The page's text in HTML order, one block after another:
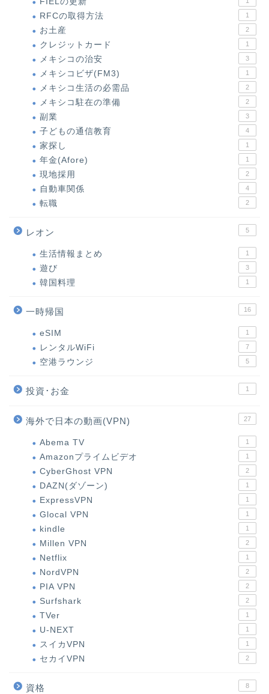
RFCの取得方法 1
お土産 2
クレジットカード 1
メキシコの治安 3
メキシコビザ(FM3) 1
メキシコ生活の必需品 2
メキシコ駐在の準備 2
副業 3
子どもの通信教育 4
家探し 1
年金(Afore) 1
現地採用 2
自動車関係 4
転職 2
レオン 5
生活情報まとめ 1
遊び 3
韓国料理 1
一時帰国 16
eSIM 1
レンタルWiFi 7
空港ラウンジ 5
投資･お金 1
海外で日本の動画(VPN) 27
Abema TV 1
Amazonプライムビデオ 1
CyberGhost VPN 2
DAZN(ダゾーン) 1
ExpressVPN 1
Glocal VPN 1
kindle 1
Millen VPN 2
Netflix 1
NordVPN 2
PIA VPN 2
Surfshark 2
TVer 1
U-NEXT 1
スイカVPN 1
セカイVPN 2
資格 8